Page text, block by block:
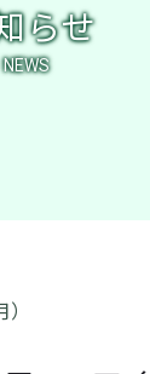
らせ
NEWS